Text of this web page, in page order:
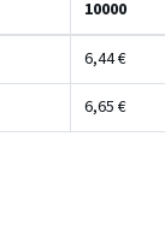
10000
6,44 €
6,65 €